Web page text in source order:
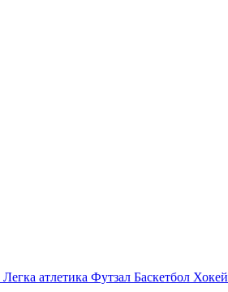
Легка атлетика Футзал Баскетбол Хокей